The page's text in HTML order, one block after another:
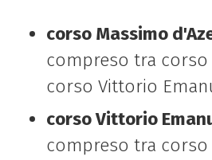
corso Massimo
compreso tra corso
corso Vittorio
corso Vittorio
compreso tra corso